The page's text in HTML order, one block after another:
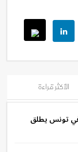
الأكثر قراءة
في تونس يطلق